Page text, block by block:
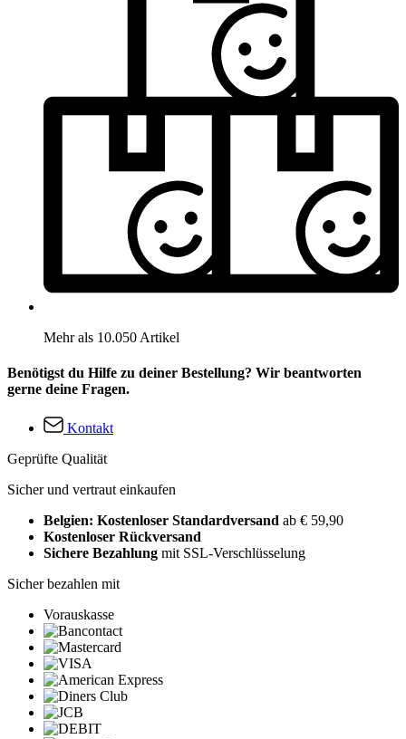
Mehr als 10.050 Artikel
Benötigst du Hilfe zu deiner Bestellung? Wir beantworten
gerne deine Fragen.
Kontakt
Geprüfte Qualität
Sicher und vertraut einkaufen
Belgien: Kostenloser Standardversand ab € 59,90
Kostenloser Rückversand
Sichere Bezahlung mit SSL-Verschlüsselung
Sicher bezahlen mit
Vorauskasse